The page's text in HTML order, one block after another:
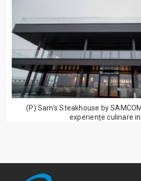
(P) Sam's Steakhouse by
experiențe culinare